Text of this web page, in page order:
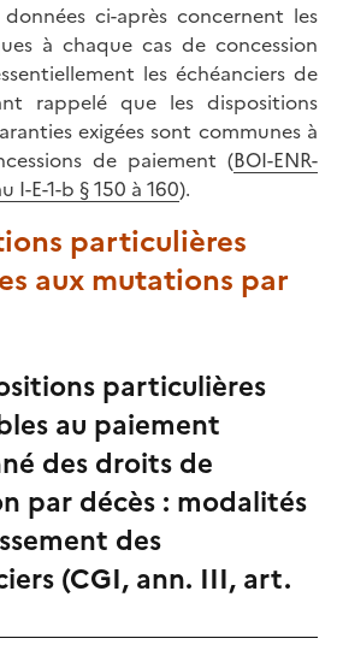
données ci-après concernent les
à chaque cas de concession
les échéanciers de
rappelé que les dispositions
exigées sont communes à
de paiement (BOI-ENR-
I-E-1-b § 150 à 160).
particulières
aux mutations par
particulières
au paiement
des droits de
par décès : modalités
des
(CGI, ann. III, art.